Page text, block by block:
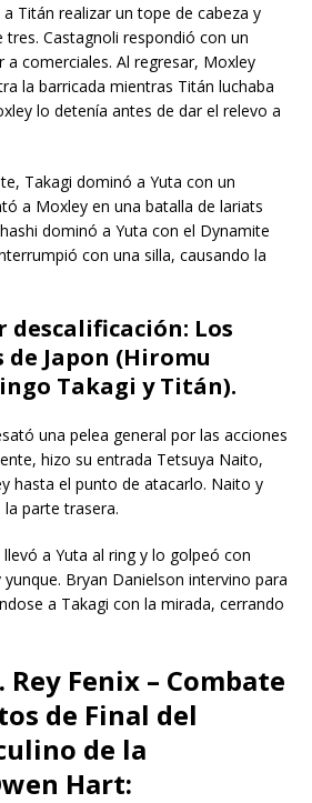
Titán realizar un tope de cabeza y
tres. Castagnoli respondió con un
a comerciales. Al regresar, Moxley
la barricada mientras Titán luchaba
lo detenía antes de dar el relevo a
Takagi dominó a Yuta con un
a Moxley en una batalla de lariats
dominó a Yuta con el Dynamite
con una silla, causando la
descalificación: Los
Japon (Hiromu
Takagi y Titán).
una pelea general por las acciones
hizo su entrada Tetsuya Naito,
hasta el punto de atacarlo. Naito y
parte trasera.
a Yuta al ring y lo golpeó con
Bryan Danielson intervino para
a Takagi con la mirada, cerrando
Rey Fenix – Combate
de Final del
de la
Hart: